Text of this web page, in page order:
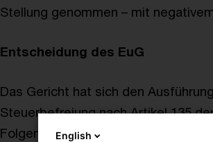
Stellung genommen – mit
Entscheidung des EuG
Das Gericht hat sich den
Steuerbefreiung nach Artikel 135
Folgenden einige wesentliche
English